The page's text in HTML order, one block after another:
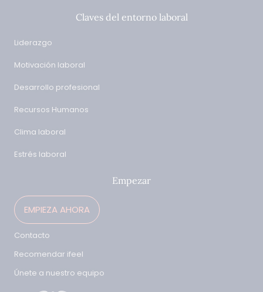
Claves del entorno laboral
Liderazgo
Motivación laboral
Desarrollo profesional
Recursos Humanos
Clima laboral
Estrés laboral
Empezar
EMPIEZA AHORA
Contacto
Recomendar ifeel
Únete a nuestro equipo